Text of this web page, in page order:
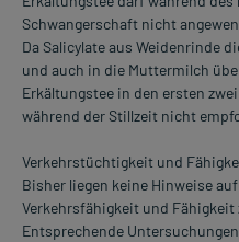
Schwangerschaft nicht
Da Salicylate aus Weidenrinde
und auch in die Muttermilch
Erkältungstee in den ersten
während der Stillzeit nicht
Verkehrstüchtigkeit und
Bisher liegen keine Hinweise
Verkehrsfähigkeit und
Entsprechende